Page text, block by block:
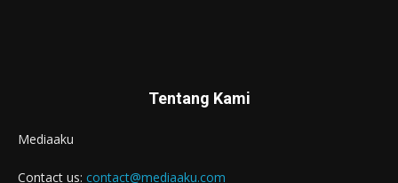
Tentang Kami
Mediaaku
Contact us: contact@mediaaku.com